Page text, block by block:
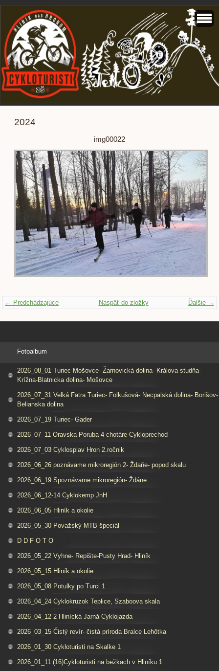
2024
img00022
← Predchádzajúce Ďalšie →
Naspäť do zložky
Fotoalbum
2026_08_01 Turiec Mošovce- Žarnovická dolina- Králova studňa-
Krížna-Blatnicka dolina- Mošovce
2026_07_31 Velká Fatra Turiec- Folkušová- Necpalská dolina- Borišov-
Belianska dolina
2026_07_19 Turiec- Gader
2026_07_11 Oravska Poruba 4 chotáre Cykloprechod
2026_07_03 Cyklosplav Hron 2.ročnik
2026_06_26 poznávame mikroregión 2- Ždaňe- popod skalu
2026_06_19 Spoznávame mikroregión- Ždáne
2026_06_12-14 Cyklokemp JnH
2026_06_05 Hliník a okolie
2026_05_30 Považský MTB špeciál
D D F O T O
2026_05_22 Vyhne- Repište-Pusty Hrad- Hliník
2026_05_15 Hliník a okolie
2026_05_08 Potulky po Turci 1
2026_04_24 Cyklokruzok Teplice, Szaboova skala
2026_04_12 2 Hlinícká Jarná Cyklojazda
2026_03_15 Čistý revír- čistá príroda Bralce Lehôtka
2026_01_30 Cykloturisti na Skalke 1
2026_01_11 (16)Cykloturisti na bežkach v Hliníku 1